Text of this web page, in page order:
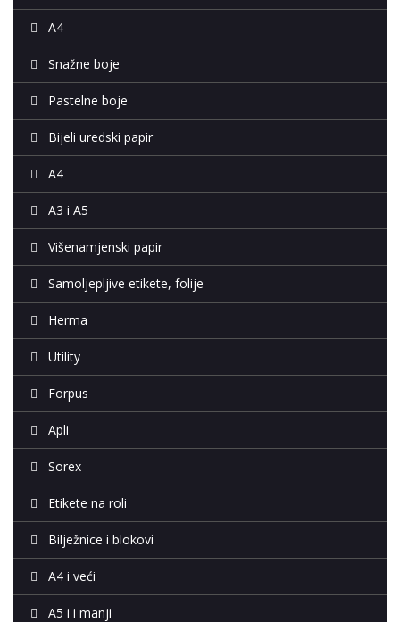
A4
Snažne boje
Pastelne boje
Bijeli uredski papir
A4
A3 i A5
Višenamjenski papir
Samoljepljive etikete, folije
Herma
Utility
Forpus
Apli
Sorex
Etikete na roli
Bilježnice i blokovi
A4 i veći
A5 i i manji